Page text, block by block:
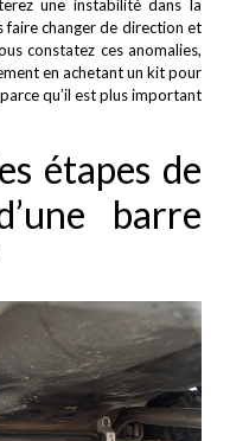
une instabilité dans la
changer de direction et
constatez ces anomalies,
en achetant un kit pour
qu’il est plus important
étapes de
barre